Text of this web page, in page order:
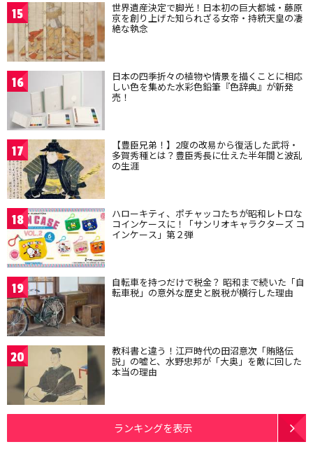
15 世界遺産決定で脚光！日本初の巨大都城・藤原
京を創り上げた知られざる女帝・持統天皇の凄
絶な執念
16 日本の四季折々の植物や情景を描くことに相応
しい色を集めた水彩色鉛筆『色辞典』が新発
売！
17 【豊臣兄弟！】2度の改易から復活した武将・
多賀秀種とは？豊臣秀長に仕えた半年間と波乱
の生涯
18 ハローキティ、ポチャッコたちが昭和レトロな
コインケースに！「サンリオキャラクターズ コ
インケース」第２弾
19 自転車を持つだけで税金？ 昭和まで続いた「自
転車税」の意外な歴史と脱税が横行した理由
20 教科書と違う！江戸時代の田沼意次「賄賂伝
説」の嘘と、水野忠邦が「大奥」を敵に回した
本当の理由
ランキングを表示